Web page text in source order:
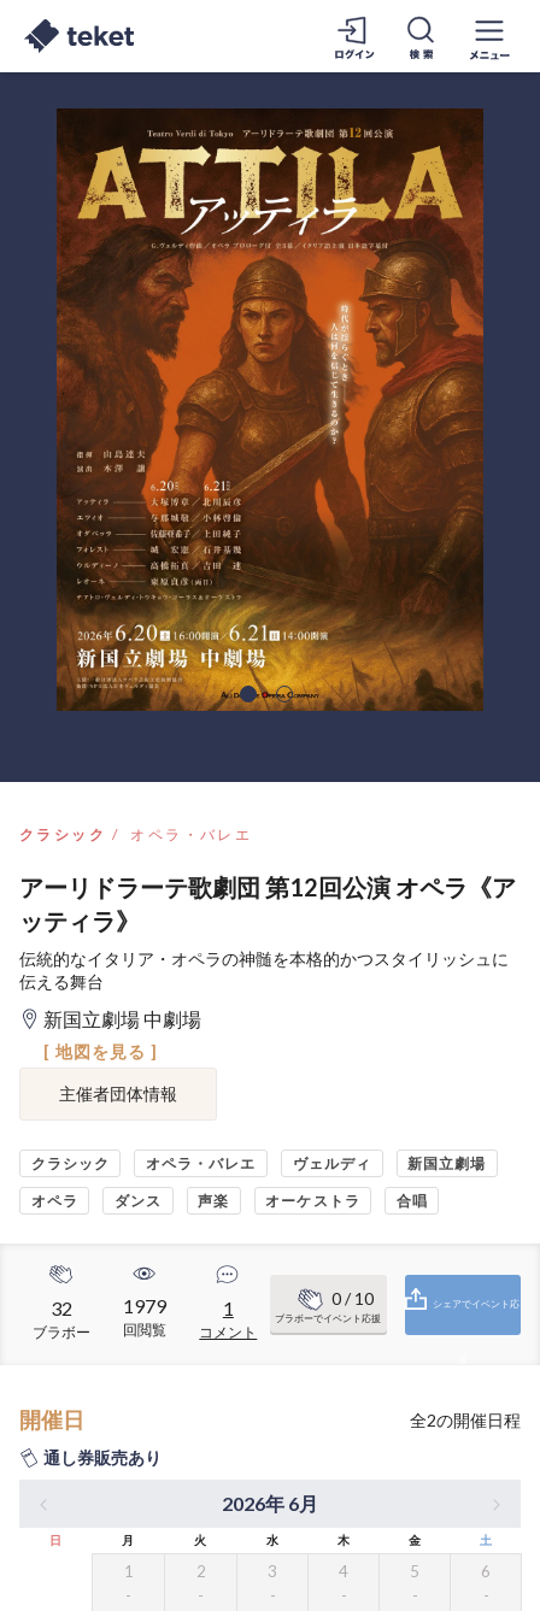
クラシック オペラ・バレエ
アーリドラーテ歌劇団 第12回公演 オペラ《ア
ッティラ》
伝統的なイタリア・オペラの神髄を本格的かつスタイリッシュに
伝える舞台
新国立劇場 中劇場
[ 地図を見る ]
主催者団体情報
クラシック オペラ・バレエ ヴェルディ 新国立劇場
オペラ ダンス 声楽 オーケストラ 合唱
32
ブラボー
1979
回閲覧
1
コメント
0/ 10
ブラボーでイベント応援
シェアでイベント応
開催日 全2の開催日程
通し券販売あり
2026年 6月
日 月 火 水 木 金 土
1 2 3 4 5 6